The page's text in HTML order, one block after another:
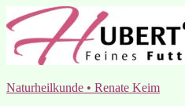
Zum
Inhalt
springen
Naturheilkunde • Renate Keim